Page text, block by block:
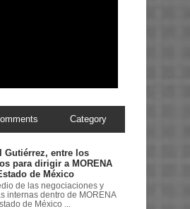
Category
Gutiérrez, entre los
para dirigir a MORENA
de México
de las negociaciones y
internas dentro de MORENA
de México ...